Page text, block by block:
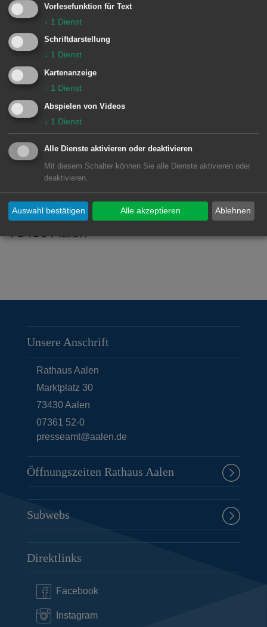
Ansprechpartner:
Herr Martin von Wachter und Herr
Andreas Wolf
info@elektroauto-aalen.de
Weitere Informationen:
www.elektroauto-aalen.de
Unsere Anschrift
Agenda-Büro Rathaus
Marktplatz 30
73430 Aalen
Unsere Anschrift
Rathaus Aalen
Marktplatz 30
73430Aalen
07361 52-0
presseamt@aalen.de
Öffnungszeiten Rathaus Aalen
Subwebs
Direktlinks
Facebook
Instagram
Vorlesefunktion für Text
↓ 1 Dienst
Schriftdarstellung
↓ 1 Dienst
Kartenanzeige
↓ 1 Dienst
Abspielen von Videos
↓ 1 Dienst
Alle Dienste aktivieren oder deaktivieren
Mit diesem Schalter können Sie alle Dienste aktivieren oder
deaktivieren.
Ablehnen
Auswahl bestätigen Alle akzeptieren